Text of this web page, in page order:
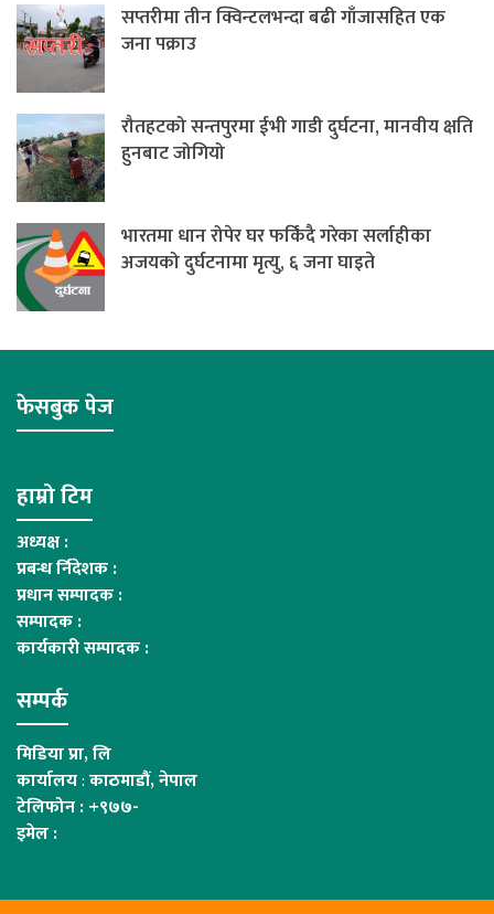
सप्तरीमा तीन क्विन्टलभन्दा बढी गाँजासहित एक
जना पक्राउ
रौतहटको सन्तपुरमा ईभी गाडी दुर्घटना, मानवीय क्षति
हुनबाट जोगियो
भारतमा धान रोपेर घर फर्किंदै गरेका सर्लाहीका
अजयको दुर्घटनामा मृत्यु, ६ जना घाइते
फेसबुक पेज
हाम्रो टिम
अध्यक्ष :
प्रबन्ध र्निदेशक :
प्रधान सम्पादक :
सम्पादक :
कार्यकारी सम्पादक :
सम्पर्क
मिडिया प्रा, लि
कार्यालय:काठमाडौं, नेपाल
टेलिफोन : +९७७-
इमेल :